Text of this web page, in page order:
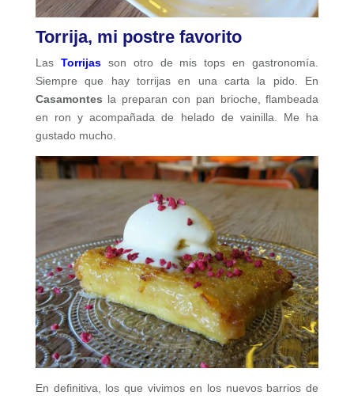
Torrija, mi postre favorito
Las Torrijas son otro de mis tops en gastronomía.
Siempre que hay torrijas en una carta la pido. En
Casamontes la preparan con pan brioche, flambeada
en ron y acompañada de helado de vainilla. Me ha
gustado mucho.
En definitiva, los que vivimos en los nuevos barrios de